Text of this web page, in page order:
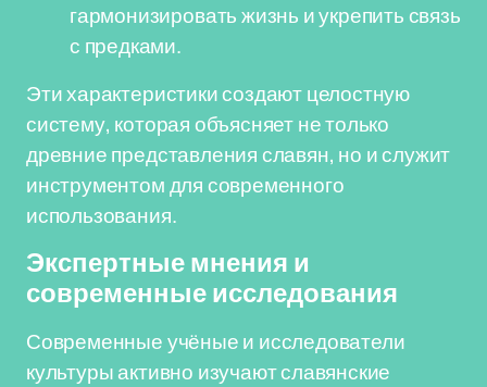
гармонизировать жизнь и укрепить связь
с предками.
Эти характеристики создают целостную
систему, которая объясняет не только
древние представления славян, но и служит
инструментом для современного
использования.
Экспертные мнения и
современные исследования
Современные учёные и исследователи
культуры активно изучают славянские